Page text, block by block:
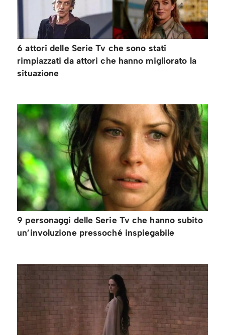
6 attori delle Serie Tv che sono stati
rimpiazzati da attori che hanno migliorato la
situazione
9 personaggi delle Serie Tv che hanno subito
un’involuzione pressoché inspiegabile